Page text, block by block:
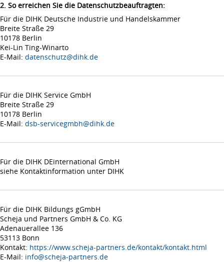
2. So erreichen Sie die Datenschutzbeauftragten:
Für die DIHK Deutsche Industrie und Handelskammer
Breite Straße 29
10178 Berlin
Kei-Lin Ting-Winarto
E-Mail: datenschutz@dihk.de
Für die DIHK Service GmbH
Breite Straße 29
10178 Berlin
E-Mail: dsb-servicegmbh@dihk.de
Für die DIHK DEinternational GmbH
siehe Kontaktinformation unter DIHK
Für die DIHK Bildungs gGmbH
Scheja und Partners GmbH & Co. KG
Adenauerallee 136
53113 Bonn
Kontakt: https://www.scheja-partners.de/kontakt/kontakt.html
E-Mail: info@scheja-partners.de